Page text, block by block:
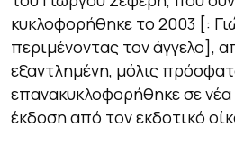
κυκλοφορήθηκε το 2003 [:
περιμένοντας τον άγγελο],
εξαντλημένη, μόλις
επανακυκλοφορήθηκε σε
έκδοση από τον εκδοτικό